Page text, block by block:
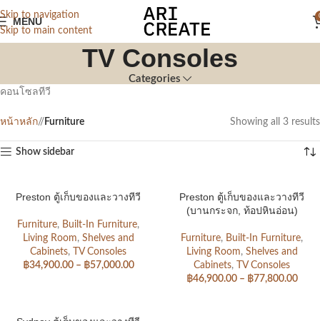
Skip to navigation
Skip to main content
MENU
TV Consoles
Categories
คอนโซลทีวี
หน้าหลัก/ Furniture Showing all 3 results
Show sidebar
Preston ตู้เก็บของและวางทีวี
Furniture, Built-In Furniture,
Living Room, Shelves and
Cabinets,
TV Consoles
฿34,900.00 – ฿57,000.00
Preston ตู้เก็บของและวางทีวี
(บานกระจก, ท้อปหินอ่อน)
Furniture, Built-In Furniture,
Living Room, Shelves and
Cabinets,
TV Consoles
฿46,900.00 – ฿77,800.00